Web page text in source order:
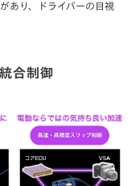
あり、ドライバーの目視
合制御